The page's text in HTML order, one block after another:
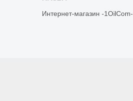
Интернет-магазин -1OilCom-